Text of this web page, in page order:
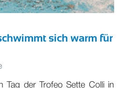
sich warm für
Tag der Trofeo Sette Colli in